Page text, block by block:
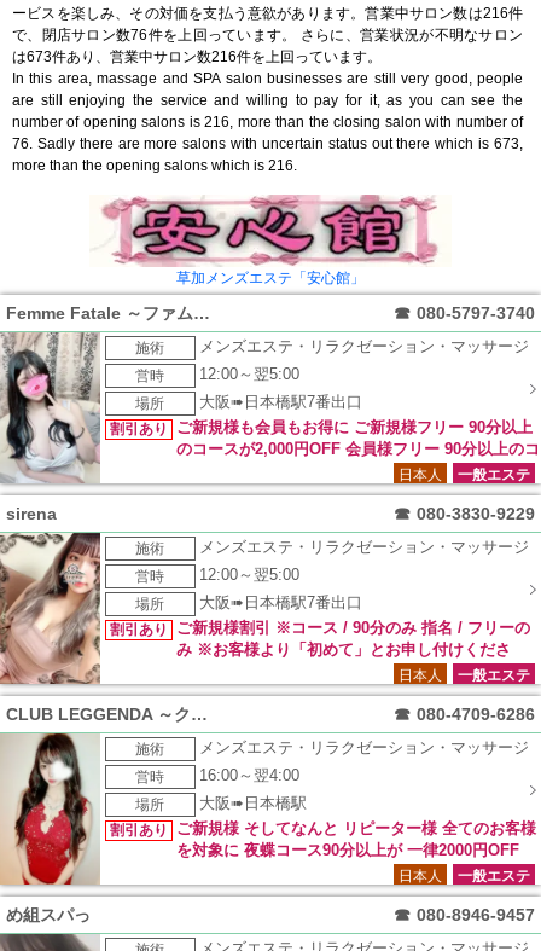
ービスを楽しみ、その対価を支払う意欲があります。営業中サロン数は216件
で、閉店サロン数76件を上回っています。 さらに、営業状況が不明なサロン
は673件あり、営業中サロン数216件を上回っています。
In this area, massage and SPA salon businesses are still very good, people
are still enjoying the service and willing to pay for it, as you can see the
number of opening salons is 216, more than the closing salon with number of
76. Sadly there are more salons with uncertain status out there which is 673,
more than the opening salons which is 216.
草加メンズエステ「安心館」
Femme Fatale ～ファムファタール～ ☎ 080-5797-3740
施術
メンズエステ・リラクゼーション・マッサージ
営時
12:00～翌5:00
場所
大阪➠日本橋駅7番出口
割引あり
ご新規様も会員もお得に ご新規様フリー 90分以上
のコースが2,000円OFF 会員様フリー 90分以上のコ
ースが1,000円OFF ご新規様・リピーター様共に 利用可能なイ
ベントになります。 ＊他のイベントと併用不可 ＊90分以上の
コースが対象 新人セラピスト限定 90分以上のコースが2,000
円OFF ご新規様・リピーター様共に 利用可能なイベントにな
ります。 ＊NEWマークが付いているセラピストが対象 ＊本指
名の方は適応外 ＊他のイベントと併用不可 ＊90分以上のコー
スが対象 FFランド未体験のお客様へ フリー 2,000円OFF10分
サービス パネル指名 1,000円OFF10分サービス ご新規様限定
のイベントになります。 ＊特別指名対象外 ＊他のイベントと
併用不可 ＊90分以上のコースが対象 みんなで行こうよOFFラ
ンド 2名様で…1,000円OFF 3名様で…2,000円OFF 4名様で…
3,000円OFF ご新規様・リピーター様共に 利用可能なイベント
になります。 ＊本指名・特別指名対象外 ＊他のイベントと併
用不可 ＊90分以上のコースが対象
一般エステ
日本人
sirena ☎ 080-3830-9229
施術
メンズエステ・リラクゼーション・マッサージ
営時
12:00～翌5:00
場所
大阪➠日本橋駅7番出口
割引あり
ご新規様割引 ※コース / 90分のみ 指名 / フリーの
み ※お客様より「初めて」とお申し付けくださ
一般エステ
日本人
CLUB LEGGENDA ～クラブレジェンダ～ ☎ 080-4709-6286
施術
メンズエステ・リラクゼーション・マッサージ
営時
16:00～翌4:00
場所
大阪➠日本橋駅
割引あり
ご新規様 そしてなんと リピーター様 全てのお客様
を対象に 夜蝶コース90分以上が 一律2000円OFF
一般エステ
日本人
め組スパっ ☎ 080-8946-9457